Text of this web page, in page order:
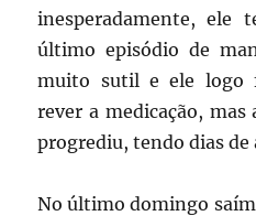
inesperadamente, ele
último episódio de
muito sutil e ele logo
rever a medicação,
progrediu, tendo dias de
No último domingo